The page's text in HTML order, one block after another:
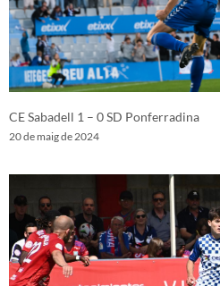
CE Sabadell 1 – 0 SD Ponferradina
20 de maig de 2024